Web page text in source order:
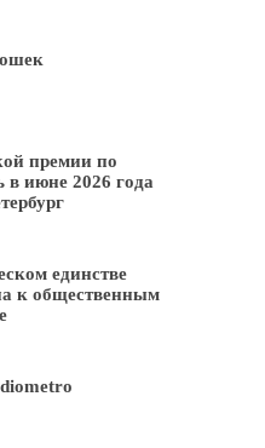
премии по
в июне 2026 года
единстве
к общественным